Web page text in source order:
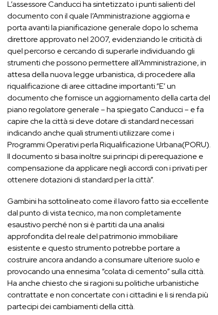
L’assessore Canducci ha sintetizzato i punti salienti del
documento con il quale l’Amministrazione aggiorna e
porta avanti la pianificazione generale dopo lo schema
direttore approvato nel 2007, evidenziando le criticità di
quel percorso e cercando di superarle individuando gli
strumenti che possono permettere all’Amministrazione, in
attesa della nuova legge urbanistica, di procedere alla
riqualificazione di aree cittadine importanti.“E’ un
documento che fornisce un aggiornamento della carta del
piano regolatore generale – ha spiegato Canducci – e fa
capire che la città si deve dotare di standard necessari
indicando anche quali strumenti utilizzare come i
Programmi Operativi perla Riqualificazione Urbana(PORU).
Il documento si basa inoltre sui principi di perequazione e
compensazione da applicare negli accordi con i privati per
ottenere dotazioni di standard per la città”.
Gambini ha sottolineato come il lavoro fatto sia eccellente
dal punto di vista tecnico, ma non completamente
esaustivo perché non si è partiti da una analisi
approfondita del reale del patrimonio immobiliare
esistente e questo strumento potrebbe portare a
costruire ancora andando a consumare ulteriore suolo e
provocando una ennesima “colata di cemento” sulla città.
Ha anche chiesto che si ragioni su politiche urbanistiche
contrattate e non concertate con i cittadini e li si renda più
partecipi dei cambiamenti della città.